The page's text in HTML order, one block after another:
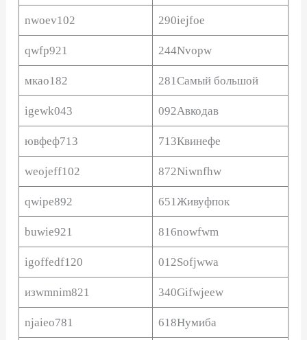
nwoev102 290iejfoe
qwfp921 244Nvopw
мкао182 281Самый большой
igewk043 092Авкодав
ювфеф713 713Квинефе
weojeff102 872Niwnfhw
qwipe892 651Живуфпок
buwie921 816nowfwm
igoffedf120 012Sofjwwa
изwmnim821 340Gifwjeew
njaieo781 618Нумиба